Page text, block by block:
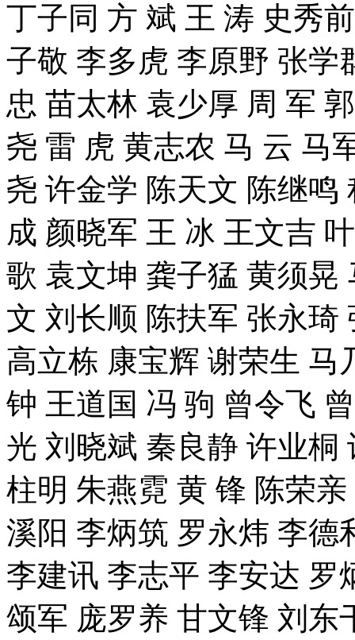
丁子同 方 斌 王 涛 史秀
子敬 李多虎 李原野 张学
忠 苗太林 袁少厚 周 军
尧 雷 虎 黄志农 马 云 马
尧 许金学 陈天文 陈继鸣
成 颜晓军 王 冰 王文吉
歌 袁文坤 龚子猛 黄须晃
文 刘长顺 陈扶军 张永琦
高立栋 康宝辉 谢荣生 马
钟 王道国 冯 驹 曾令飞
光 刘晓斌 秦良静 许业桐
柱明 朱燕霓 黄 锋 陈荣
溪阳 李炳筑 罗永炜 李德
李建讯 李志平 李安达 罗
颂军 庞罗养 甘文锋 刘东